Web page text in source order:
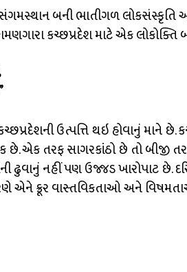
બની ભાતીગળ લોકસંસ્કૃતિ
કચ્છપ્રદેશ માટે એક લોકોક્તિ
ઉત્પત્તિ થઇ હોવાનું માને છે.
છે. એક તરફ સાગરકાંઠો છે તો બીજી
નહીં પણ ઉજ્જડ ખારોપાટ છે.
એને ક્રૂર વાસ્તવિકતાઓ અને